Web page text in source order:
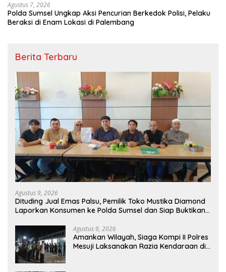
Agustus 7, 2026
Polda Sumsel Ungkap Aksi Pencurian Berkedok Polisi, Pelaku
Beraksi di Enam Lokasi di Palembang
Berita Terbaru
Agustus 9, 2026
Dituding Jual Emas Palsu, Pemilik Toko Mustika Diamond
Laporkan Konsumen ke Polda Sumsel dan Siap Buktikan
Agustus 9, 2026
Amankan Wilayah, Siaga Kompi II Polres
Mesuji Laksanakan Razia Kendaraan di